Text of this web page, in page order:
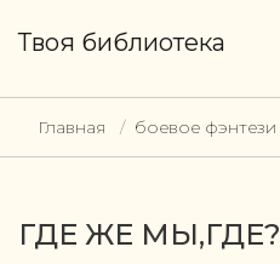
Твоя библиотека
Главная боевое фэнтези
ГДЕ ЖЕ МЫ,ГДЕ?